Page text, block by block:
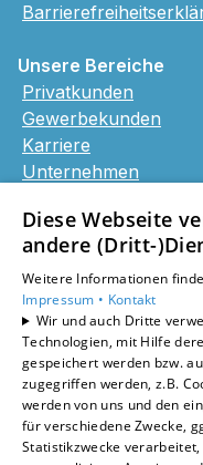
Unsere Bereiche
Privatkunden
Gewerbekunden
Karriere
Unternehmen
Diese Webseite
andere (Dritt-
Weitere Informationen
Impressum • Kontakt
Wir und auch Dritte
Technologien, mit Hilfe
gespeichert werden bzw.
zugegriffen werden, z.B.
werden von uns und den
für verschiedene Zwecke,
Statistikzwecke